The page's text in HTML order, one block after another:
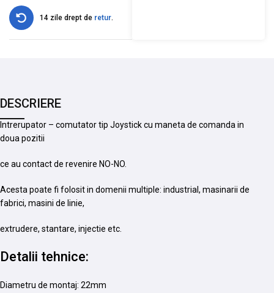
14 zile drept de retur.
DESCRIERE
Intrerupator – comutator tip Joystick cu maneta de comanda in
doua pozitii
ce au contact de revenire NO-NO.
Acesta poate fi folosit in domenii multiple: industrial, masinarii de
fabrici, masini de linie,
extrudere, stantare, injectie etc.
Detalii tehnice:
Diametru de montaj: 22mm